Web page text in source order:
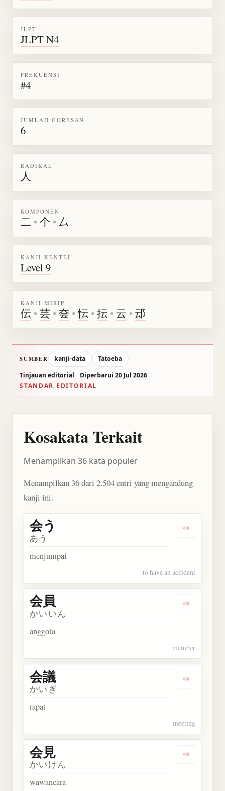
JLPT
JLPT N4
FREKUENSI
#4
JUMLAH GORESAN
6
RADIKAL
人
KOMPONEN
二 •个 • 厶
KANJI KENTEI
Level 9
KANJI MIRIP
伝 •芸 •夽 •忶 •抎 • 云 •䢵
SUMBER kanji-data
Tatoeba
Tinjauan editorial
Diperbarui 20 Jul 2026
STANDAR EDITORIAL
Kosakata Terkait
Menampilkan 36 kata populer
Menampilkan 36 dari 2.504 entri yang mengandung
kanji ini.
Dengarkan
会う
あう
menjumpai
to have an accident
Dengarkan
会員
かいいん
anggota
member
Dengarkan
会議
かいぎ
rapat
meeting
Dengarkan
会見
かいけん
wawancara